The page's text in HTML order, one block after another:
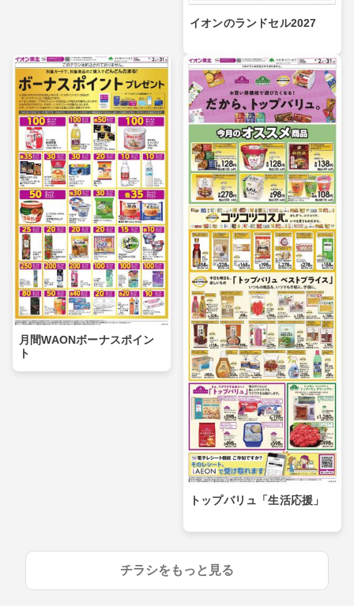
イオンのランドセル2027
月間WAONボーナスポイン
ト
トップバリュ「生活応援」
チラシをもっと見る